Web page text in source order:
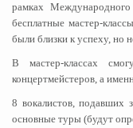
рамках Международного
бесплатные мастер-
были близки к успеху, но
В мастер-классах
концертмейстеров, а
8 вокалистов, подавших
основные туры (будут